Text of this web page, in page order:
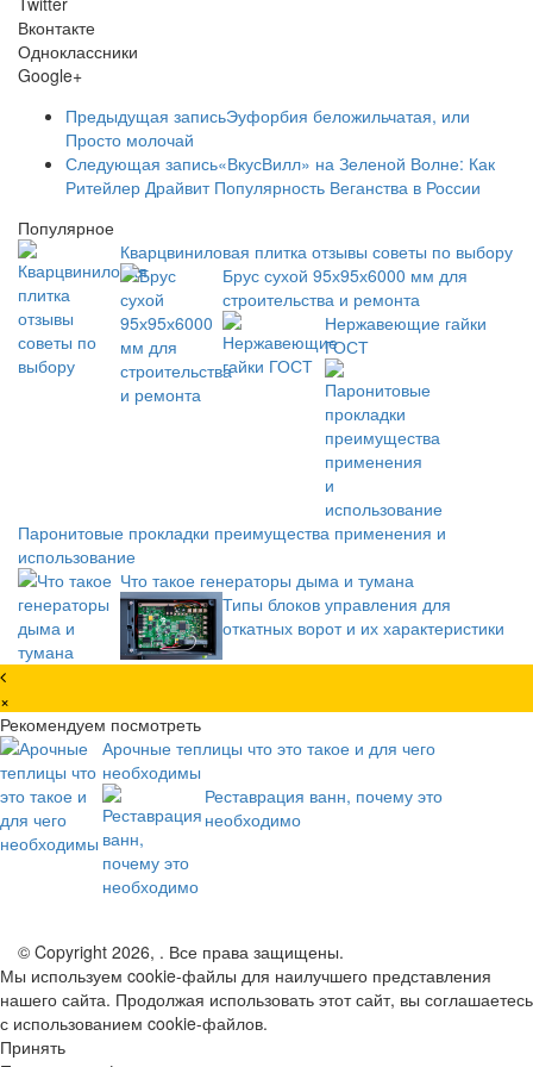
Вконтакте
Одноклассники
Google+
Предыдущая записьЭуфорбия беложильчатая, или
Просто молочай
Следующая запись«ВкусВилл» на Зеленой Волне: Как
Ритейлер Драйвит Популярность Веганства в России
Популярное
Кварцвиниловая плитка отзывы советы по выбору
Брус сухой 95х95х6000 мм для
строительства и ремонта
Нержавеющие гайки
ГОСТ
Паронитовые прокладки преимущества применения и
использование
Что такое генераторы дыма и тумана
Типы блоков управления для
откатных ворот и их характеристики
×
Рекомендуем посмотреть
Арочные теплицы что это такое и для чего
необходимы
Реставрация ванн, почему это
необходимо
© Copyright 2026, . Все права защищены.
Мы используем cookie-файлы для наилучшего представления
нашего сайта. Продолжая использовать этот сайт, вы соглашаетесь
с использованием cookie-файлов.
Принять